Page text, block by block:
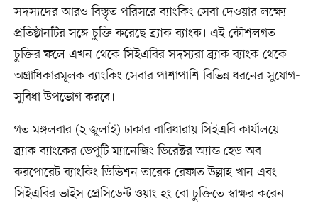
সদস্যদের আরও বিস্তৃত পরিসরে ব্যাংকিং সেবা দেওয়ার লক্ষ্যে
প্রতিষ্ঠানটির সঙ্গে চুক্তি করেছে ব্র্যাক ব্যাংক। এই কৌশলগত
চুক্তির ফলে এখন থেকে সিইএবির সদস্যরা ব্র্যাক ব্যাংক থেকে
অগ্রাধিকারমূলক ব্যাংকিং সেবার পাশাপাশি বিভিন্ন ধরনের সুযোগ-
সুবিধা উপভোগ করবে।
গত মঙ্গলবার (২ জুলাই) ঢাকার বারিধারায় সিইএবি কার্যালয়ে
ব্র্যাক ব্যাংকের ডেপুটি ম্যানেজিং ডিরেক্টর অ্যান্ড হেড অব
করপোরেট ব্যাংকিং ডিভিশন তারেক রেফাত উল্লাহ খান এবং
সিইএবির ভাইস প্রেসিডেন্ট ওয়াং হং বো চুক্তিতে স্বাক্ষর করেন।